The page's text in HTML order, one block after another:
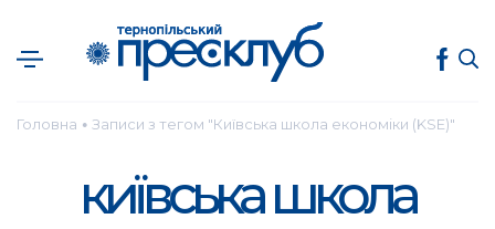
Головна ● Записи з тегом "Київська школа економіки (KSE)"
київська школа